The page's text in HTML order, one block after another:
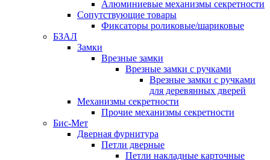
Алюминиевые механизмы секретности
Сопутствующие товары
Фиксаторы роликовые/шариковые
БЗАЛ
Замки
Врезные замки
Врезные замки с ручками
Врезные замки с ручками
для деревянных дверей
Механизмы секретности
Прочие механизмы секретности
Бис-Мет
Дверная фурнитура
Петли дверные
Петли накладные карточные